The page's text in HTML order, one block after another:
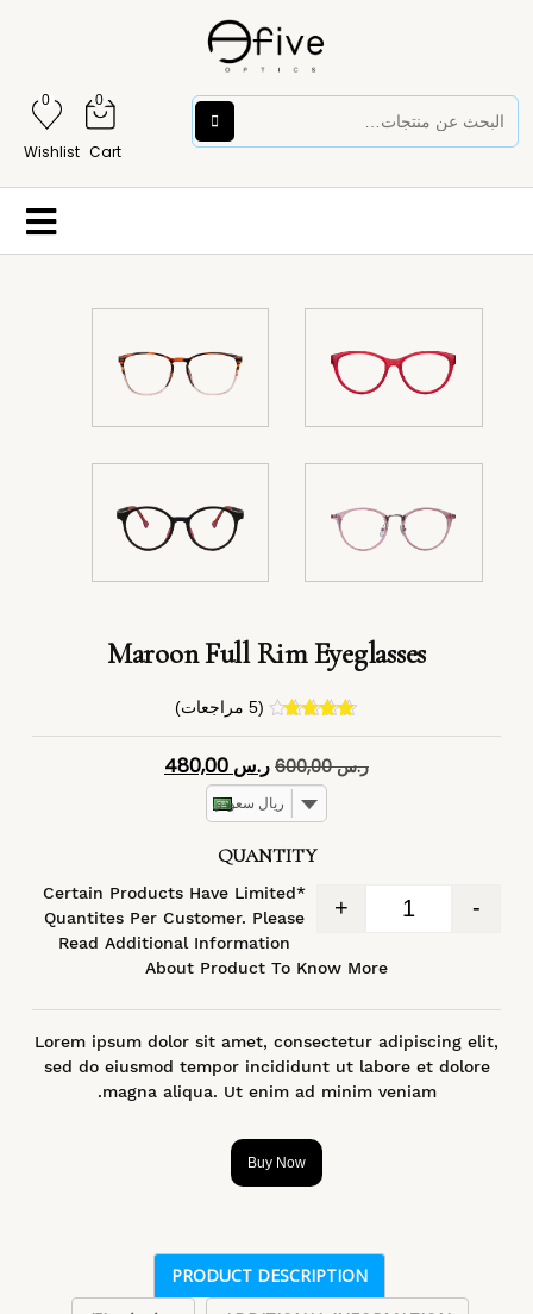
0
Cart
0
Wishlist
Maroon Full Rim Eyeglasses
تم التقييم
5 بناءً على
تقييم
4
عملاء
(
5 مراجعات)
ر.س600,00 ر.س
ريال سعودي
QUANTITY
-
+
*Certain Products Have Limited
Quantites Per Customer. Please
Read Additional Information
About Product To Know More
Lorem ipsum dolor sit amet, consectetur adipiscing elit,
sed do eiusmod tempor incididunt ut labore et dolore
magna aliqua. Ut enim ad minim veniam.
Buy Now
PRODUCT DESCRIPTION